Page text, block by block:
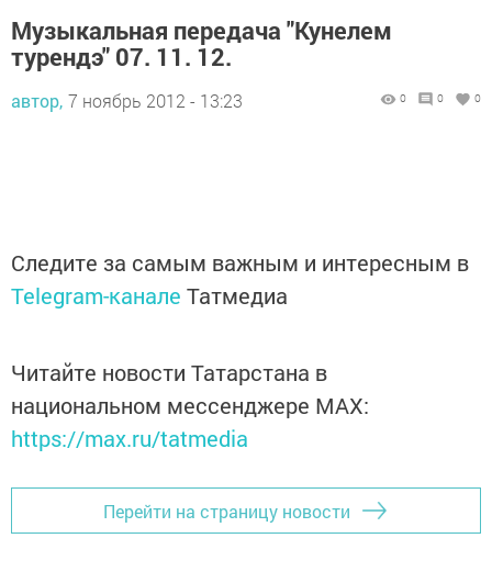
Музыкальная передача "Кунелем
турендэ" 07. 11. 12.
автор, 7 ноябрь 2012 - 13:23 0 0 0
Следите за самым важным и интересным в
Telegram-канале Татмедиа
Читайте новости Татарстана в
национальном мессенджере MАХ:
https://max.ru/tatmedia
Перейти на страницу новости